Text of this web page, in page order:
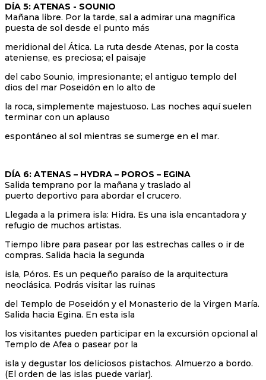
DÍA 5: ATENAS - SOUNIO
Mañana libre. Por la tarde, sal a admirar una magnífica
puesta de sol desde el punto más
meridional del Ática. La ruta desde Atenas, por la costa
ateniense, es preciosa; el paisaje
del cabo Sounio, impresionante; el antiguo templo del
dios del mar Poseidón en lo alto de
la roca, simplemente majestuoso. Las noches aquí suelen
terminar con un aplauso
espontáneo al sol mientras se sumerge en el mar.
DÍA 6: ATENAS – HYDRA – POROS – EGINA
Salida temprano por la mañana y traslado al
puerto deportivo para abordar el crucero.
Llegada a la primera isla: Hidra. Es una isla encantadora y
refugio de muchos artistas.
Tiempo libre para pasear por las estrechas calles o ir de
compras. Salida hacia la segunda
isla, Póros. Es un pequeño paraíso de la arquitectura
neoclásica. Podrás visitar las ruinas
del Templo de Poseidón y el Monasterio de la Virgen María.
Salida hacia Egina. En esta isla
los visitantes pueden participar en la excursión opcional al
Templo de Afea o pasear por la
isla y degustar los deliciosos pistachos. Almuerzo a bordo.
(El orden de las islas puede variar).